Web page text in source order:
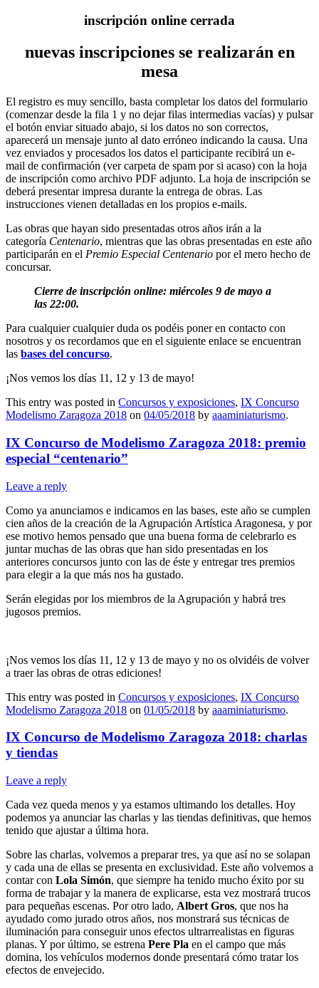
inscripción online cerrada
nuevas inscripciones se realizarán en
mesa
El registro es muy sencillo, basta completar los datos del formulario
(comenzar desde la fila 1 y no dejar filas intermedias vacías) y pulsar
el botón enviar situado abajo, si los datos no son correctos,
aparecerá un mensaje junto al dato erróneo indicando la causa. Una
vez enviados y procesados los datos el participante recibirá un e-
mail de confirmación (ver carpeta de spam por si acaso) con la hoja
de inscripción como archivo PDF adjunto. La hoja de inscripción se
deberá presentar impresa durante la entrega de obras. Las
instrucciones vienen detalladas en los propios e-mails.
Las obras que hayan sido presentadas otros años irán a la
categoría Centenario, mientras que las obras presentadas en este año
participarán en el Premio Especial Centenario por el mero hecho de
concursar.
Cierre de inscripción online: miércoles 9 de mayo a
las 22:00.
Para cualquier cualquier duda os podéis poner en contacto con
nosotros y os recordamos que en el siguiente enlace se encuentran
las bases del concurso.
¡Nos vemos los días 11, 12 y 13 de mayo!
This entry was posted in Concursos y exposiciones, IX Concurso
Modelismo Zaragoza 2018 on 04/05/2018 by aaaminiaturismo.
IX Concurso de Modelismo Zaragoza 2018: premio
especial “centenario”
Leave a reply
Como ya anunciamos e indicamos en las bases, este año se cumplen
cien años de la creación de la Agrupación Artística Aragonesa, y por
ese motivo hemos pensado que una buena forma de celebrarlo es
juntar muchas de las obras que han sido presentadas en los
anteriores concursos junto con las de éste y entregar tres premios
para elegir a la que más nos ha gustado.
Serán elegidas por los miembros de la Agrupación y habrá tres
jugosos premios.
¡Nos vemos los días 11, 12 y 13 de mayo y no os olvidéis de volver
a traer las obras de otras ediciones!
This entry was posted in Concursos y exposiciones, IX Concurso
Modelismo Zaragoza 2018 on 01/05/2018 by aaaminiaturismo.
IX Concurso de Modelismo Zaragoza 2018: charlas
y tiendas
Leave a reply
Cada vez queda menos y ya estamos ultimando los detalles. Hoy
podemos ya anunciar las charlas y las tiendas definitivas, que hemos
tenido que ajustar a última hora.
Sobre las charlas, volvemos a preparar tres, ya que así no se solapan
y cada una de ellas se presenta en exclusividad. Este año volvemos a
contar con Lola Simón, que siempre ha tenido mucho éxito por su
forma de trabajar y la manera de explicarse, esta vez mostrará trucos
para pequeñas escenas. Por otro lado, Albert Gros, que nos ha
ayudado como jurado otros años, nos monstrará sus técnicas de
iluminación para conseguir unos efectos ultrarrealistas en figuras
planas. Y por último, se estrena Pere Pla en el campo que más
domina, los vehículos modernos donde presentará cómo tratar los
efectos de envejecido.